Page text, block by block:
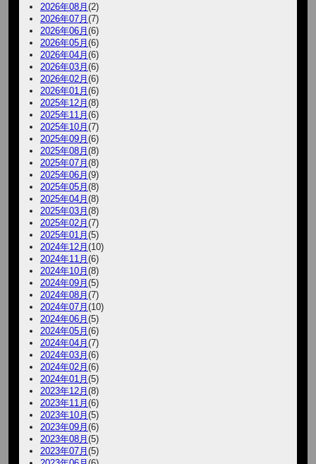
2026年08月(2)
2026年07月(7)
2026年06月(6)
2026年05月(6)
2026年04月(6)
2026年03月(6)
2026年02月(6)
2026年01月(6)
2025年12月(8)
2025年11月(6)
2025年10月(7)
2025年09月(6)
2025年08月(8)
2025年07月(8)
2025年06月(9)
2025年05月(8)
2025年04月(8)
2025年03月(8)
2025年02月(7)
2025年01月(5)
2024年12月(10)
2024年11月(6)
2024年10月(8)
2024年09月(5)
2024年08月(7)
2024年07月(10)
2024年06月(5)
2024年05月(6)
2024年04月(7)
2024年03月(6)
2024年02月(6)
2024年01月(5)
2023年12月(8)
2023年11月(6)
2023年10月(5)
2023年09月(6)
2023年08月(5)
2023年07月(5)